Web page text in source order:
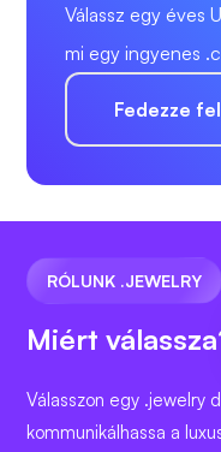
Válassz egy éves
mi egy ingyenes
Fedezze
RÓLUNK .JEWELRY
Miért
Válasszon egy .jewelry
kommunikálhassa a